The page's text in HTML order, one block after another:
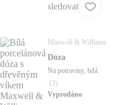
sledovat
Maxwell & Williams
Dóza
Na potraviny, bílá
(3)
Vyprodáno